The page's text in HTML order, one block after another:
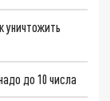
уничтожить
до 10 числа